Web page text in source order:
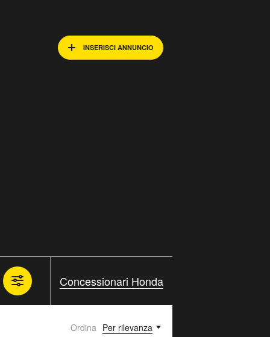
INSERISCI ANNUNCIO
Concessionari Honda
Ordina Per rilevanza